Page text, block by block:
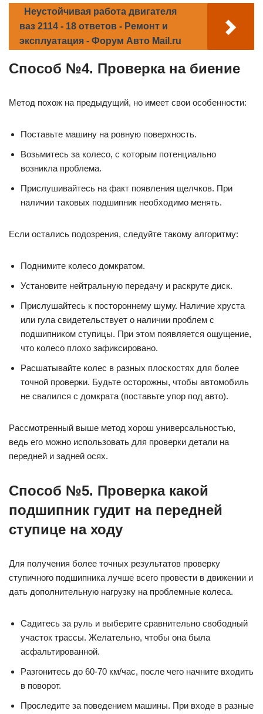
Неустойчивая работа двигателя
ваз 2114 - 18 ответов - Ремонт и
эксплуатация - Форум Авто Mail.ru
Способ №4. Проверка на биение
Метод похож на предыдущий, но имеет свои особенности:
Поставьте машину на ровную поверхность.
Возьмитесь за колесо, с которым потенциально
возникла проблема.
Прислушивайтесь на факт появления щелчков. При
наличии таковых подшипник необходимо менять.
Если остались подозрения, следуйте такому алгоритму:
Поднимите колесо домкратом.
Установите нейтральную передачу и раскруте диск.
Прислушайтесь к постороннему шуму. Наличие хруста
или гула свидетельствует о наличии проблем с
подшипником ступицы. При этом появляется ощущение,
что колесо плохо зафиксировано.
Расшатывайте колес в разных плоскостях для более
точной проверки. Будьте осторожны, чтобы автомобиль
не свалился с домкрата (поставьте упор под авто).
Рассмотренный выше метод хорош универсальностью,
ведь его можно использовать для проверки детали на
передней и задней осях.
Способ №5. Проверка какой
подшипник гудит на передней
ступице на ходу
Для получения более точных результатов проверку
ступичного подшипника лучше всего провести в движении и
дать дополнительную нагрузку на проблемные колеса.
Садитесь за руль и выберите сравнительно свободный
участок трассы. Желательно, чтобы она была
асфальтированной.
Разгонитесь до 60-70 км/час, после чего начните входить
в поворот.
Проследите за поведением машины. При входе в разные